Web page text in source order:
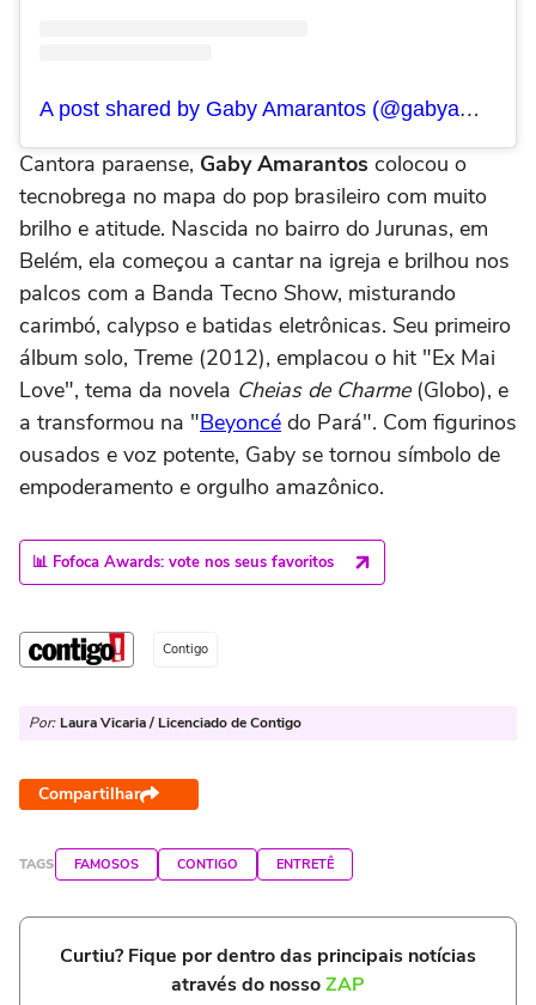
A post shared by Gaby Amarantos (@gabyamarantos)
Cantora paraense, Gaby Amarantos colocou o
tecnobrega no mapa do pop brasileiro com muito
brilho e atitude. Nascida no bairro do Jurunas, em
Belém, ela começou a cantar na igreja e brilhou nos
palcos com a Banda Tecno Show, misturando
carimbó, calypso e batidas eletrônicas. Seu primeiro
álbum solo, Treme (2012), emplacou o hit "Ex Mai
Love", tema da novela Cheias de Charme(Globo), e
a transformou na "Beyoncé do Pará". Com figurinos
ousados e voz potente, Gaby se tornou símbolo de
empoderamento e orgulho amazônico.
📊 Fofoca Awards: vote nos seus favoritos
Contigo
Por: Laura Vicaria / Licenciado de Contigo
Compartilhar
TAGS FAMOSOS CONTIGO ENTRETÊ
Curtiu? Fique por dentro das principais notícias
através do nossoZAP